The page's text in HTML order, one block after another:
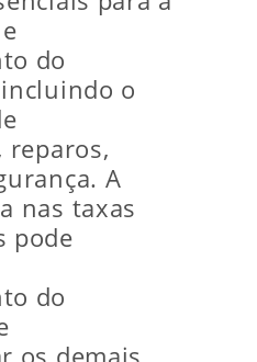
do
o
reparos,
A
nas taxas
pode
do